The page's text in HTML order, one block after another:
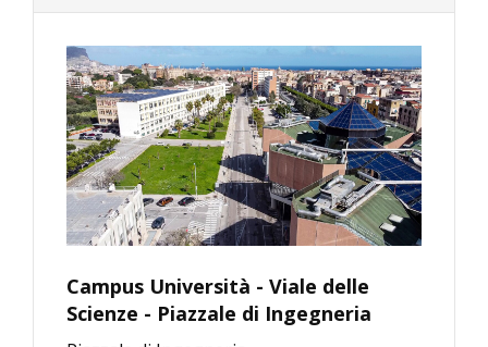
Campus Università - Viale delle
Scienze - Piazzale di Ingegneria